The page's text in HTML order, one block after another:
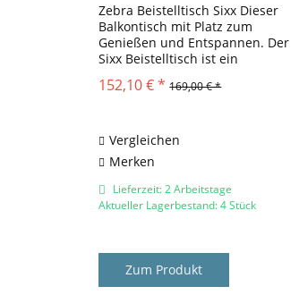
Zebra Beistelltisch Sixx Dieser
Balkontisch mit Platz zum
Genießen und Entspannen. Der
Sixx Beistelltisch ist ein
Der Tisch ist in einem
152,10 € * 169,00 € *
Vergleichen
Merken
Lieferzeit: 2 Arbeitstage
Aktueller Lagerbestand: 4 Stück
Zum Produkt